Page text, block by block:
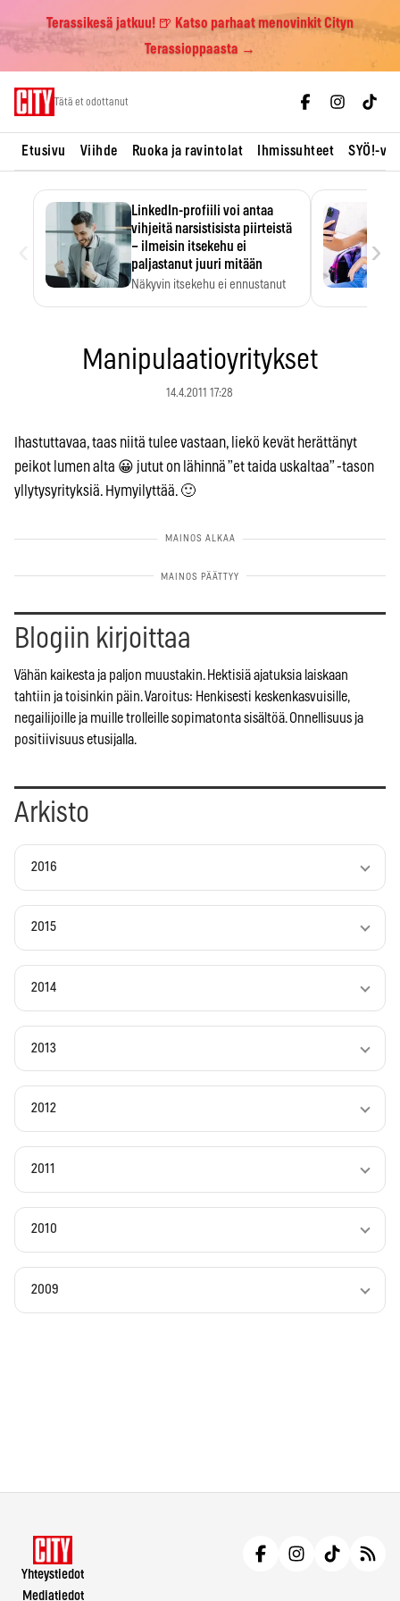
Terassikesä jatkuu! 🍺 Katso parhaat menovinkit Cityn
Terassioppaasta →
Tätä et odottanut
Etusivu Viihde Ruoka ja ravintolat Ihmissuhteet SYÖ!-
LinkedIn-profiili voi antaa
vihjeitä narsistisista piirteistä
– ilmeisin itsekehu ei
paljastanut juuri mitään
Näkyvin itsekehu ei ennustanut
›
Manipulaatioyritykset
14.4.2011 17:28
Ihastuttavaa, taas niitä tulee vastaan, liekö kevät herättänyt
peikot lumen alta 😀 jutut on lähinnä ”et taida uskaltaa” -tason
yllytysyrityksiä. Hymyilyttää. 🙂
Blogiin kirjoittaa
Vähän kaikesta ja paljon muustakin. Hektisiä ajatuksia laiskaan
tahtiin ja toisinkin päin. Varoitus: Henkisesti keskenkasvuisille,
negailijoille ja muille trolleille sopimatonta sisältöä. Onnellisuus ja
positiivisuus etusijalla.
Arkisto
2016
2015
2014
2013
2012
2011
2010
2009
Yhteystiedot
Mediatiedot